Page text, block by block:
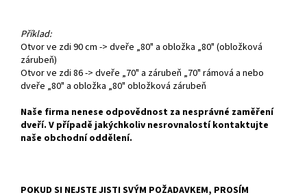
Příklad:
Otvor ve zdi 90 cm -> dveře „80" a obložka „80" (obložková
zárubeň)
Otvor ve zdi 86 -> dveře „70" a zárubeň „70" rámová a nebo
dveře „80" a obložka „80" obložková zárubeň
Naše firma nenese odpovědnost za nesprávné zaměření
dveří. V případě jakýchkoliv nesrovnalostí kontaktujte
naše obchodní oddělení.
POKUD SI NEJSTE JISTI SVÝM POŽADAVKEM, PROSÍM